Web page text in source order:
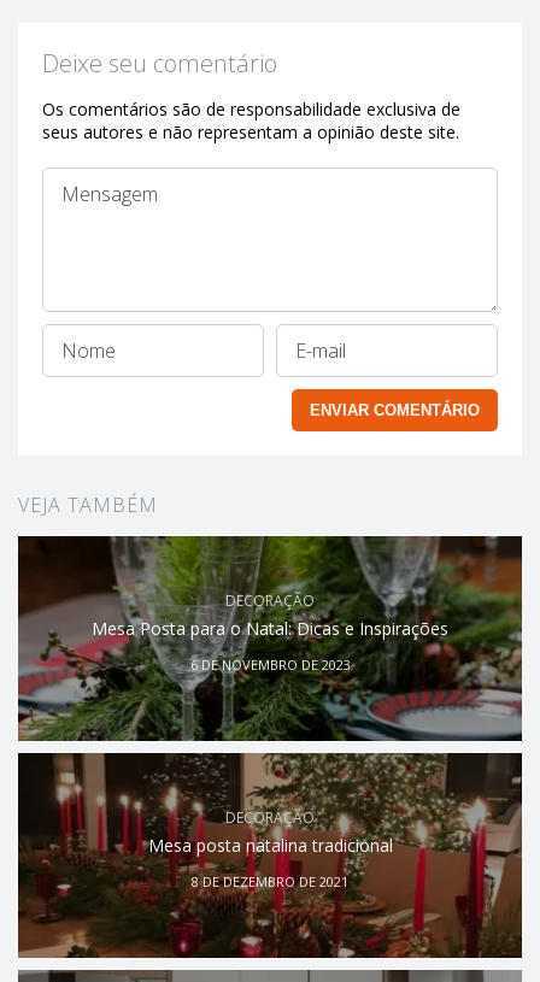
Deixe seu comentário
Os comentários são de responsabilidade exclusiva de
seus autores e não representam a opinião deste site.
VEJA TAMBÉM
DECORAÇÃO
Mesa Posta para o Natal: Dicas e Inspirações
6 DE NOVEMBRO DE 2023
DECORAÇÃO
Mesa posta natalina tradicional
8 DE DEZEMBRO DE 2021